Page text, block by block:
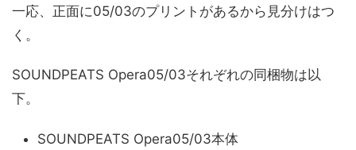
一応、正面に05/03のプリントがあるから見分けはつ
く。
SOUNDPEATS Opera05/03それぞれの同梱物は以
下。
SOUNDPEATS Opera05/03本体